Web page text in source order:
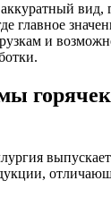
вид,
главное
и